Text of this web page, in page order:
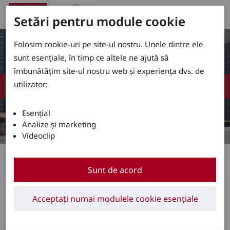
Noi transpaleți cu operator pietonal
Setări pentru module cookie
Folosim cookie-uri pe site-ul nostru. Unele dintre ele
sunt esențiale, în timp ce altele ne ajută să
îmbunătățim site-ul nostru web și experiența dvs. de
utilizator:
Esențial
Analize și marketing
Videoclip
Sunt de acord
Acceptați numai modulele cookie esențiale